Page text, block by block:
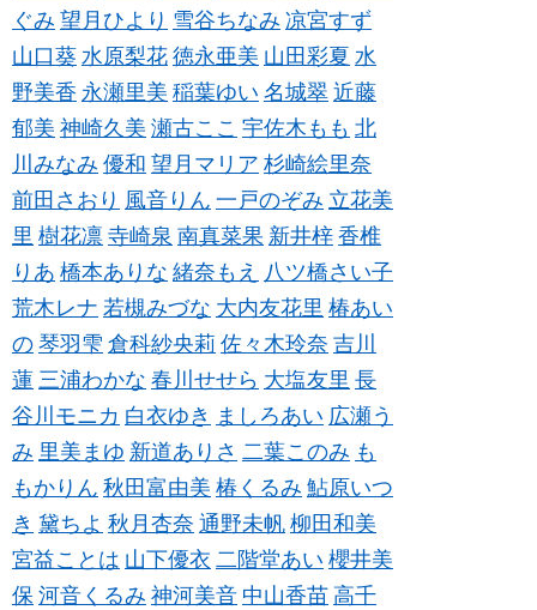
ぐみ 望月ひより 雪谷ちなみ 凉宮すず
山口葵 水原梨花 徳永亜美 山田彩夏 水
野美香 永瀬里美 稲葉ゆい 名城翠 近藤
郁美 神崎久美 瀬古ここ 宇佐木もも 北
川みなみ 優和 望月マリア 杉崎絵里奈
前田さおり 風音りん 一戸のぞみ 立花美
里 樹花凛 寺崎泉 南真菜果 新井梓 香椎
りあ 橋本ありな 緒奈もえ 八ツ橋さい子
荒木レナ 若槻みづな 大内友花里 椿あい
の 琴羽雫 倉科紗央莉 佐々木玲奈 吉川
蓮 三浦わかな 春川せせら 大塩友里 長
谷川モニカ 白衣ゆき ましろあい 広瀬う
み 里美まゆ 新道ありさ 二葉このみ も
もかりん 秋田富由美 椿くるみ 鮎原いつ
き 黛ちよ 秋月杏奈 通野未帆 柳田和美
宮益ことは 山下優衣 二階堂あい 櫻井美
保 河音くるみ 神河美音 中山香苗 高千